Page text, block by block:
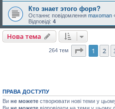
Кто знает этого форя?
Останнє повідомлення maxoman
Відповіді: 4
Нова тема
264 тем Сторінка
1 2
ПРАВА ДОСТУПУ
Ви не можете створювати нові теми у